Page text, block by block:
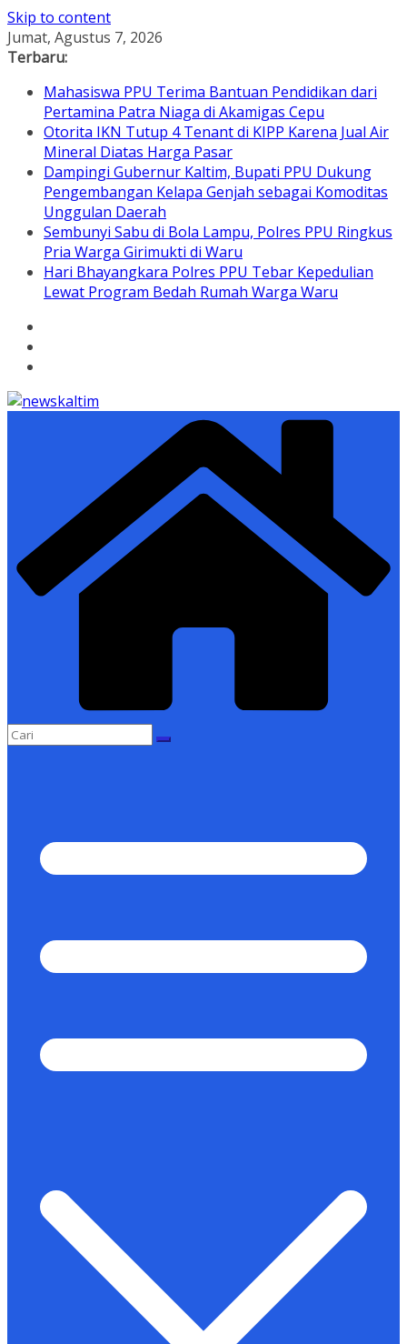
Skip to content
Jumat, Agustus 7, 2026
Terbaru:
Mahasiswa PPU Terima Bantuan Pendidikan dari
Pertamina Patra Niaga di Akamigas Cepu
Otorita IKN Tutup 4 Tenant di KIPP Karena Jual Air
Mineral Diatas Harga Pasar
Dampingi Gubernur Kaltim, Bupati PPU Dukung
Pengembangan Kelapa Genjah sebagai Komoditas
Unggulan Daerah
Sembunyi Sabu di Bola Lampu, Polres PPU Ringkus
Pria Warga Girimukti di Waru
Hari Bhayangkara Polres PPU Tebar Kepedulian
Lewat Program Bedah Rumah Warga Waru